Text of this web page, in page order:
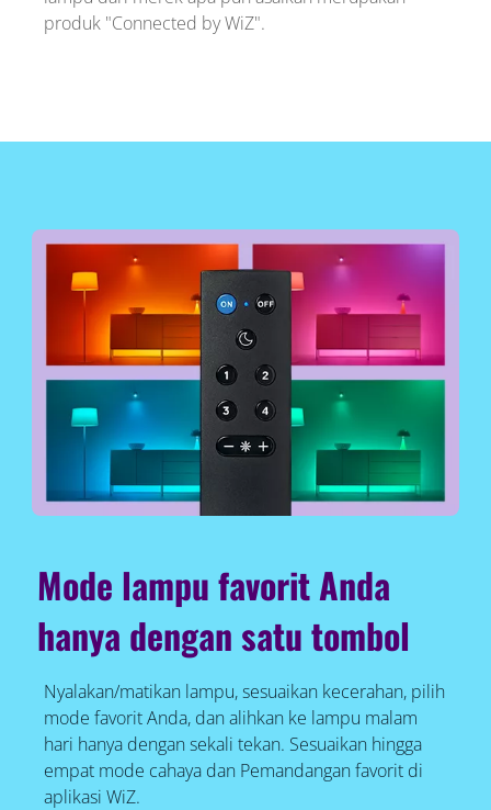
produk "Connected by WiZ".
Mode lampu favorit Anda
hanya dengan satu tombol
Nyalakan/matikan lampu, sesuaikan kecerahan, pilih
mode favorit Anda, dan alihkan ke lampu malam
hari hanya dengan sekali tekan. Sesuaikan hingga
empat mode cahaya dan Pemandangan favorit di
aplikasi WiZ.